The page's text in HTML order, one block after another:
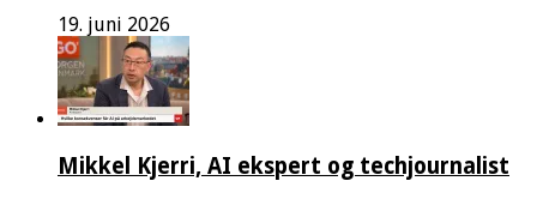
19. juni 2026
Mikkel Kjerri, AI ekspert og techjournalist